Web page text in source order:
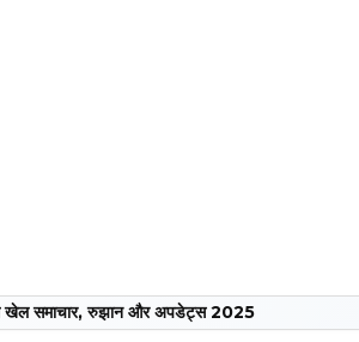
समाचार, रुझान और अपडेट्स 2025